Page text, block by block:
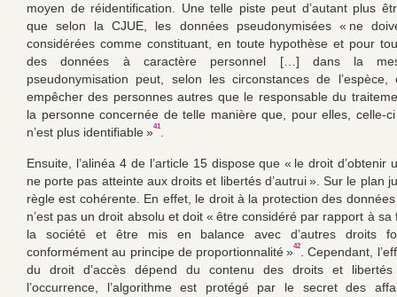
moyen de réidentification. Une telle piste peut d’autant plus
que selon la CJUE, les données pseudonymisées « ne
considérées comme constituant, en toute hypothèse et pour
des données à caractère personnel […] dans la
pseudonymisation peut, selon les circonstances de l’espèce,
empêcher des personnes autres que le responsable du
la personne concernée de telle manière que, pour elles, celle-ci
n’est plus identifiable »41.
Ensuite, l’alinéa 4 de l’article 15 dispose que « le droit
ne porte pas atteinte aux droits et libertés d’autrui ». Sur le plan
règle est cohérente. En effet, le droit à la protection des
n’est pas un droit absolu et doit « être considéré par rapport à sa
la société et être mis en balance avec d’autres droits
conformément au principe de proportionnalité »42
. Cependant,
du droit d’accès dépend du contenu des droits et libertés
l’occurrence, l’algorithme est protégé par le secret des